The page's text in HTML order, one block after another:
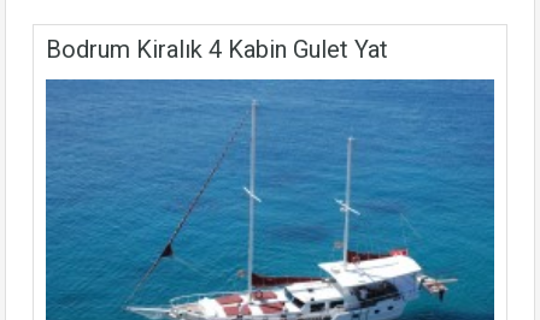
Bodrum Kiralık 4 Kabin Gulet Yat